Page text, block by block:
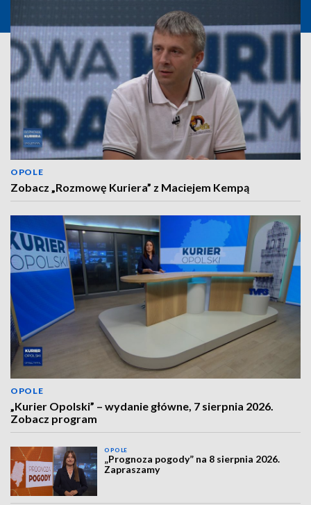
OPOLE
Zobacz „Rozmowę Kuriera” z Maciejem Kempą
OPOLE
„Kurier Opolski” – wydanie główne, 7 sierpnia 2026.
Zobacz program
OPOLE
„Prognoza pogody” na 8 sierpnia 2026.
Zapraszamy